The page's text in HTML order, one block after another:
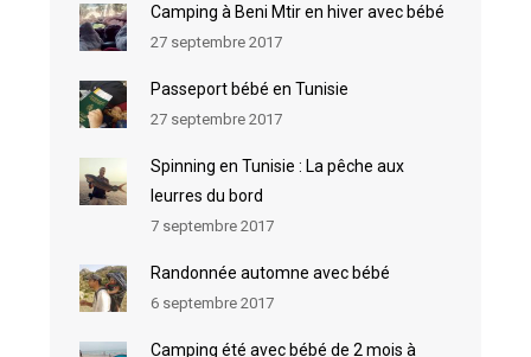
Camping à Beni Mtir en hiver avec bébé
27 septembre 2017
Passeport bébé en Tunisie
27 septembre 2017
Spinning en Tunisie : La pêche aux
leurres du bord
7 septembre 2017
Randonnée automne avec bébé
6 septembre 2017
Camping été avec bébé de 2 mois à